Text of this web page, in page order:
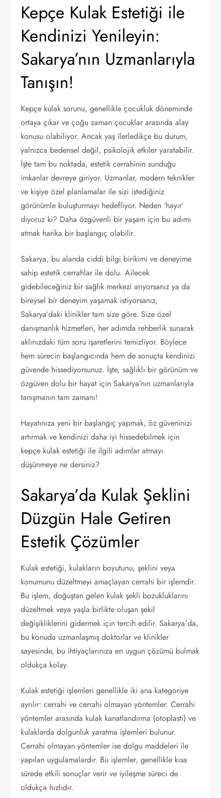
Kepçe Kulak Estetiği ile
Kendinizi Yenileyin:
Sakarya’nın Uzmanlarıyla
Tanışın!
Kepçe kulak sorunu, genellikle çocukluk döneminde
ortaya çıkar ve çoğu zaman çocuklar arasında alay
konusu olabiliyor. Ancak yaş ilerledikçe bu durum,
yalnızca bedensel değil, psikolojik etkiler yaratabilir.
İşte tam bu noktada, estetik cerrahinin sunduğu
imkanlar devreye giriyor. Uzmanlar, modern teknikler
ve kişiye özel planlamalar ile sizi istediğiniz
görünümle buluşturmayı hedefliyor. Neden ‘hayır’
diyoruz ki? Daha özgüvenli bir yaşam için bu adımı
atmak harika bir başlangıç olabilir.
Sakarya, bu alanda ciddi bilgi birikimi ve deneyime
sahip estetik cerrahlar ile dolu. Ailecek
gidebileceğiniz bir sağlık merkezi arıyorsanız ya da
bireysel bir deneyim yaşamak istiyorsanız,
Sakarya’daki klinikler tam size göre. Size özel
danışmanlık hizmetleri, her adımda rehberlik sunarak
aklınızdaki tüm soru işaretlerini temizliyor. Böylece
hem sürecin başlangıcında hem de sonuçta kendinizi
güvende hissediyorsunuz. İşte, sağlıklı bir görünüm ve
özgüven dolu bir hayat için Sakarya’nın uzmanlarıyla
tanışmanın tam zamanı!
Hayatınıza yeni bir başlangıç yapmak, öz güveninizi
artırmak ve kendinizi daha iyi hissedebilmek için
kepçe kulak estetiği ile ilgili adımlar atmayı
düşünmeye ne dersiniz?
Sakarya’da Kulak Şeklini
Düzgün Hale Getiren
Estetik Çözümler
Kulak estetiği, kulakların boyutunu, şeklini veya
konumunu düzeltmeyi amaçlayan cerrahi bir işlemdir.
Bu işlem, doğuştan gelen kulak şekli bozukluklarını
düzeltmek veya yaşla birlikte oluşan şekil
değişikliklerini gidermek için tercih edilir. Sakarya'da,
bu konuda uzmanlaşmış doktorlar ve klinikler
sayesinde, bu ihtiyaçlarınıza en uygun çözümü bulmak
oldukça kolay.
Kulak estetiği işlemleri genellikle iki ana kategoriye
ayrılır: cerrahi ve cerrahi olmayan yöntemler. Cerrahi
yöntemler arasında kulak kanatlandırma (otoplasti) ve
kulaklarda dolgunluk yaratma işlemleri bulunur.
Cerrahi olmayan yöntemler ise dolgu maddeleri ile
yapılan uygulamalardır. Bu işlemler, genellikle kısa
sürede etkili sonuçlar verir ve iyileşme süreci de
oldukça hızlıdır.